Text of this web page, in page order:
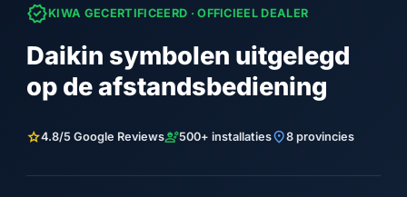
verifiedKIWA GECERTIFICEERD · OFFICIEEL DEALER
Daikin symbolen uitgelegd
op de afstandsbediening
star4.8/5 Google Reviewsengineering500+ installatieslocation_on8 provincies